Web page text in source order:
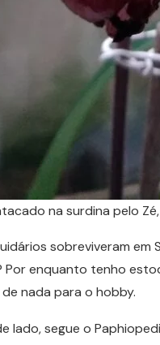
na surdina pelo
sobreviveram em
enquanto tenho
nada para o hobby.
lado, segue o